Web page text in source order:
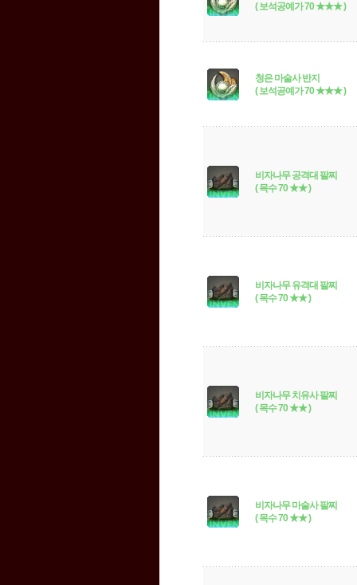
( 보석공예가 70 ★★★ )
청은 마술사 반지
( 보석공예가 70 ★★★ )
비자나무 공격대 팔찌
( 목수 70 ★★ )
비자나무 유격대 팔찌
( 목수 70 ★★ )
비자나무 치유사 팔찌
( 목수 70 ★★ )
비자나무 마술사 팔찌
( 목수 70 ★★ )